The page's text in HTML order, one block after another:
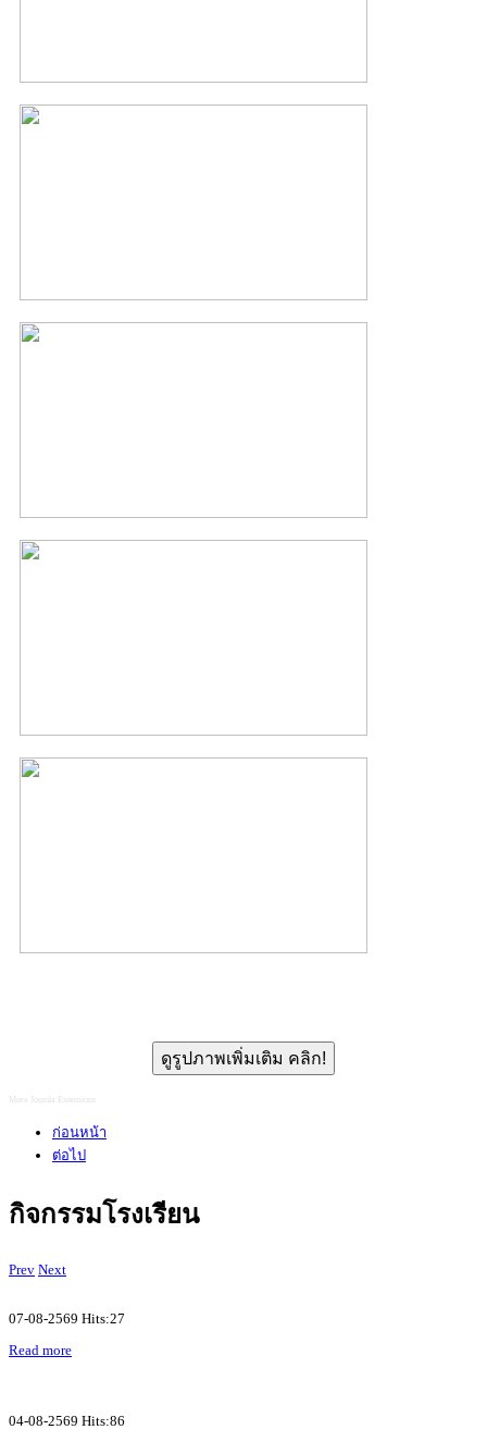
ดูรูปภาพเพิ่มเติม คลิก!
More Joomla Extensions
ก่อนหน้า
ต่อไป
กิจกรรมโรงเรียน
Prev Next
07-08-2569 Hits:27
Read more
04-08-2569 Hits:86